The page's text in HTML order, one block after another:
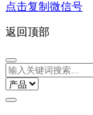
点击复制微信号
返回顶部